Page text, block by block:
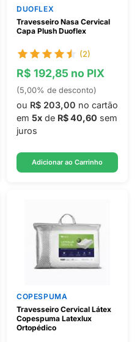
DUOFLEX
Travesseiro Nasa Cervical
Capa Plush Duoflex
(2)
R$ 192,85 no PIX
(5,00% de desconto)
ou R$ 203,00 no cartão
em 5x de R$ 40,60 sem
juros
Adicionar ao Carrinho
COPESPUMA
Travesseiro Cervical Látex
Copespuma Latexlux
Ortopédico